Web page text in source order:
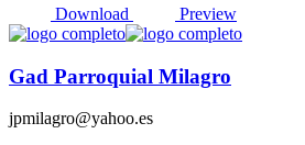
Download Preview
Gad Parroquial Milagro
jpmilagro@yahoo.es